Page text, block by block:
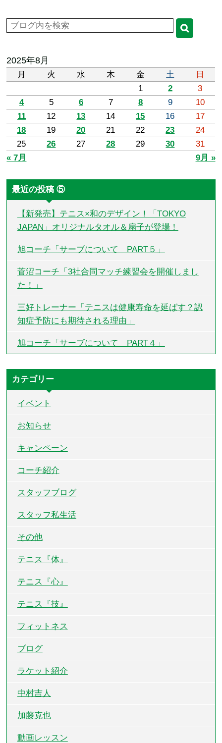
2025年8月
月 火 水 木 金 土
日
1
2
3
4
5 6 7 8 9
10
11
12 13 14 15 16
17
18
19 20 21 22 23
24
25
26 27 28 29 30
31
« 7月
9月 »
最近の投稿 ⑤
【新発売】テニス×和のデザイン！「TOKYO
JAPAN」オリジナルタオル＆扇子が登場！
旭コーチ「サーブについて PART５」
菅沼コーチ「3社合同マッチ練習会を開催しまし
た！」
三好トレーナー「テニスは健康寿命を延ばす？認
知症予防にも期待される理由」
旭コーチ「サーブについて PART４」
カテゴリー
イベント
お知らせ
キャンペーン
コーチ紹介
スタッフブログ
スタッフ私生活
その他
テニス『体』
テニス『心』
テニス『技』
フィットネス
ブログ
ラケット紹介
中村吉人
加藤克也
動画レッスン